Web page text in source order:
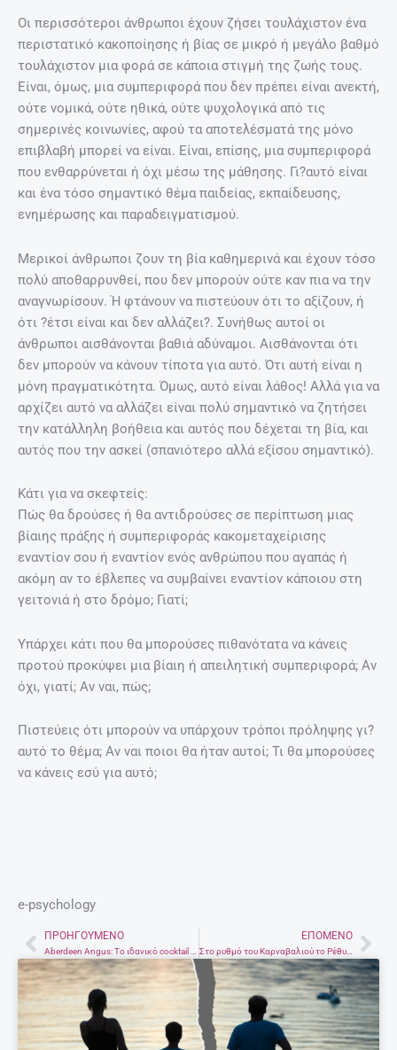
Οι περισσότεροι άνθρωποι έχουν ζήσει τουλάχιστον ένα
περιστατικό κακοποίησης ή βίας σε μικρό ή μεγάλο βαθμό
τουλάχιστον μια φορά σε κάποια στιγμή της ζωής τους.
Είναι, όμως, μια συμπεριφορά που δεν πρέπει είναι ανεκτή,
ούτε νομικά, ούτε ηθικά, ούτε ψυχολογικά από τις
σημερινές κοινωνίες, αφού τα αποτελέσματά της μόνο
επιβλαβή μπορεί να είναι. Είναι, επίσης, μια συμπεριφορά
που ενθαρρύνεται ή όχι μέσω της μάθησης. Γι?αυτό είναι
και ένα τόσο σημαντικό θέμα παιδείας, εκπαίδευσης,
ενημέρωσης και παραδειγματισμού.
Μερικοί άνθρωποι ζουν τη βία καθημερινά και έχουν τόσο
πολύ αποθαρρυνθεί, που δεν μπορούν ούτε καν πια να την
αναγνωρίσουν. Ή φτάνουν να πιστεύουν ότι το αξίζουν, ή
ότι ?έτσι είναι και δεν αλλάζει?. Συνήθως αυτοί οι
άνθρωποι αισθάνονται βαθιά αδύναμοι. Αισθάνονται ότι
δεν μπορούν να κάνουν τίποτα για αυτό. Ότι αυτή είναι η
μόνη πραγματικότητα. Όμως, αυτό είναι λάθος! Αλλά για να
αρχίζει αυτό να αλλάζει είναι πολύ σημαντικό να ζητήσει
την κατάλληλη βοήθεια και αυτός που δέχεται τη βία, και
αυτός που την ασκεί (σπανιότερο αλλά εξίσου σημαντικό).
Κάτι για να σκεφτείς:
Πώς θα δρούσες ή θα αντιδρούσες σε περίπτωση μιας
βίαιης πράξης ή συμπεριφοράς κακομεταχείρισης
εναντίον σου ή εναντίον ενός ανθρώπου που αγαπάς ή
ακόμη αν το έβλεπες να συμβαίνει εναντίον κάποιου στη
γειτονιά ή στο δρόμο; Γιατί;
Υπάρχει κάτι που θα μπορούσες πιθανότατα να κάνεις
προτού προκύψει μια βίαιη ή απειλητική συμπεριφορά; Αν
όχι, γιατί; Αν ναι, πώς;
Πιστεύεις ότι μπορούν να υπάρχουν τρόποι πρόληψης γι?
αυτό το θέμα; Αν ναι ποιοι θα ήταν αυτοί; Τι θα μπορούσες
να κάνεις εσύ για αυτό;
e-psychology
PrevΠΡΟΗΓΟΎΜΕΝΟ ΕΠΌΜΕΝΟ
Στο ρυθμό του Καρναβαλιού το Ρέθυμνο. Οι στολές των ομάδων!